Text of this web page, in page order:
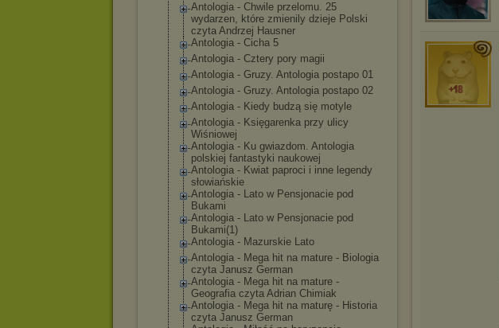
Antologia - Chwile przelomu. 25
wydarzen, które zmienily dzieje Polski
czyta Andrzej Hausner
Antologia - Cicha 5
Antologia - Cztery pory magii
Antologia - Gruzy. Antologia postapo 01
Antologia - Gruzy. Antologia postapo 02
Antologia - Kiedy budzą się motyle
Antologia - Księgarenka przy ulicy
Wiśniowej
Antologia - Ku gwiazdom. Antologia
polskiej fantastyki naukowej
Antologia - Kwiat paproci i inne legendy
słowiańskie
Antologia - Lato w Pensjonacie pod
Bukami
Antologia - Lato w Pensjonacie pod
Bukami(1)
Antologia - Mazurskie Lato
Antologia - Mega hit na mature - Biologia
czyta Janusz German
Antologia - Mega hit na mature -
Geografia czyta Adrian Chimiak
Antologia - Mega hit na maturę - Historia
czyta Janusz German